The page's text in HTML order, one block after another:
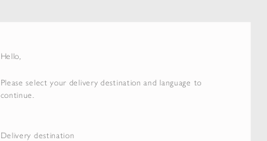
Hello,
Please select your delivery destination and language to
continue.
Delivery destination